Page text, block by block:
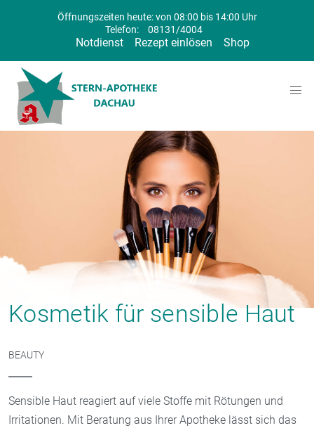
Öffnungszeiten heute: von 08:00 bis 14:00 Uhr
Telefon:
08131/4004
Notdienst Rezept einlösen Shop
Kosmetik für sensible Haut
BEAUTY
Sensible Haut reagiert auf viele Stoffe mit Rötungen und
Irritationen. Mit Beratung aus Ihrer Apotheke lässt sich das